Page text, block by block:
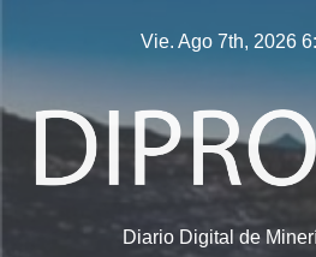
Vie. Ago 7th, 2026
Diario Digital de